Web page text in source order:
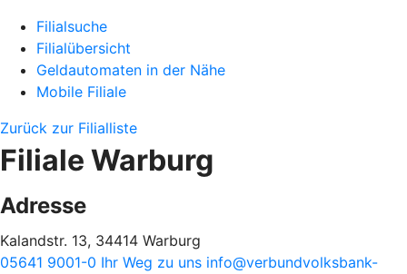
Filialsuche
Filialübersicht
Geldautomaten in der Nähe
Mobile Filiale
Zurück zur Filialliste
Filiale Warburg
Adresse
Kalandstr. 13, 34414 Warburg
05641 9001-0 Ihr Weg zu uns info@verbundvolksbank-